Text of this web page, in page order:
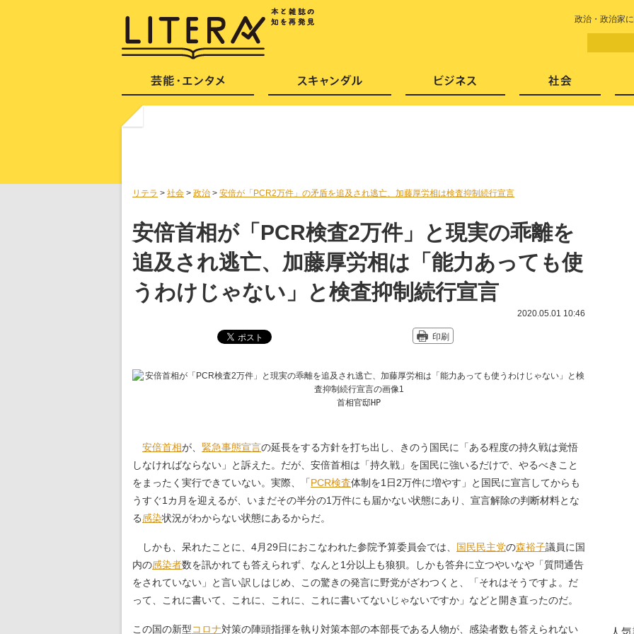
政治・政治家
リテラ > 社会 > 政治 > 安倍が「PCR2万件」の矛盾を追及され逃亡、加藤厚労相は検査抑制続行宣言
安倍首相が「PCR検査2万件」と現実の乖離を
追及され逃亡、加藤厚労相は「能力あっても使
うわけじゃない」と検査抑制続行宣言
2020.05.01 10:46
印刷
首相官邸HP
安倍首相が、 緊急事態宣言の延長をする方針を打ち出し、きのう国民に「ある程度の持久戦は覚悟
しなければならない」と訴えた。だが、安倍首相は「持久戦」を国民に強いるだけで、やるべきこと
をまったく実行できていない。実際、「PCR検査体制を1日2万件に増やす」と国民に宣言してからも
うすぐ1カ月を迎えるが、いまだその半分の1万件にも届かない状態にあり、宣言解除の判断材料とな
る感染状況がわからない状態にあるからだ。
しかも、呆れたことに、4月29日におこなわれた参院予算委員会では、 国民民主党の森裕子議員に国
内の感染者数を訊かれても答えられず、なんと1分以上も狼狽。しかも答弁に立つやいなや「質問通告
をされていない」と言い訳しはじめ、この驚きの発言に野党がざわつくと、「それはそうですよ。だ
って、これに書いて、これに、これに、これに書いてないじゃないですか」などと開き直ったのだ。
この国の新型コロナ対策の陣頭指揮を執り対策本部の本部長である人物が、感染者数も答えられない
芸能・エンタメ スキャンダル